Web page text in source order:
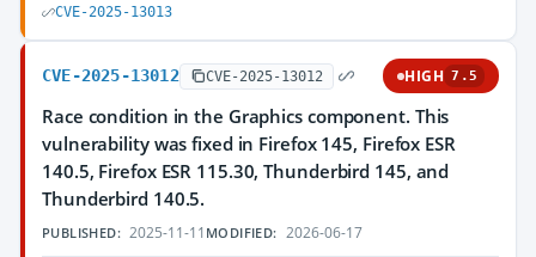
CVE-2025-13013
CVE-2025-13012 CVE-2025-13012 HIGH 7.5
Race condition in the Graphics component. This
vulnerability was fixed in Firefox 145, Firefox ESR
140.5, Firefox ESR 115.30, Thunderbird 145, and
Thunderbird 140.5.
PUBLISHED: 2025-11-11 MODIFIED: 2026-06-17